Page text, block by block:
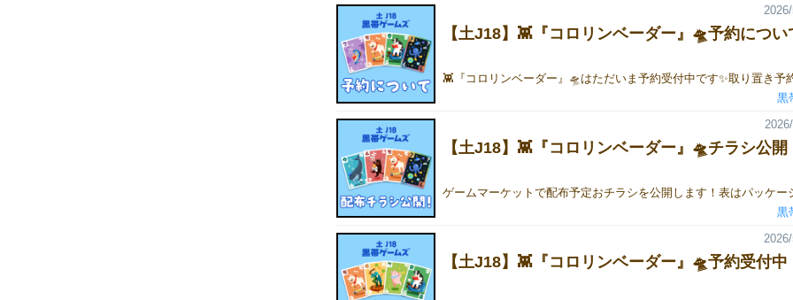
【土J18】👾『コロリンベーダー』🛸予約につい
黒
【土J18】👾『コロリンベーダー』🛸チラシ公開
黒
【土J18】👾『コロリンベーダー』🛸予約受付中